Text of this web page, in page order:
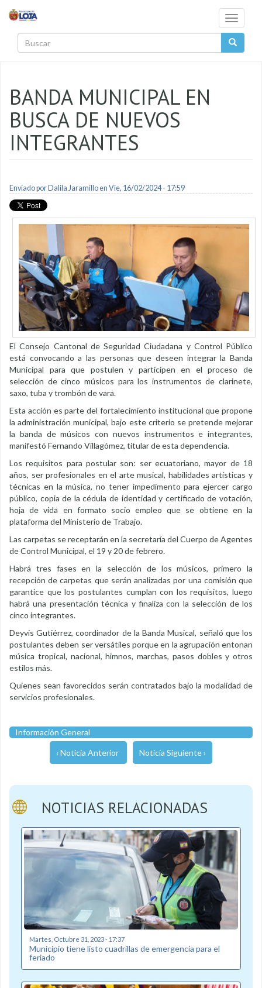
Toggle
BANDA MUNICIPAL EN
BUSCA DE NUEVOS
INTEGRANTES
Enviado por Dalila Jaramilloen Vie, 16/02/2024 - 17:59
El Consejo Cantonal de Seguridad Ciudadana y Control Público
está convocando a las personas que deseen integrar la Banda
Municipal para que postulen y participen en el proceso de
selección de cinco músicos para los instrumentos de clarinete,
saxo, tuba y trombón de vara.
Esta acción es parte del fortalecimiento institucional que propone
la administración municipal, bajo este criterio se pretende mejorar
la banda de músicos con nuevos instrumentos e integrantes,
manifestó Fernando Villagómez, titular de esta dependencia.
Los requisitos para postular son: ser ecuatoriano, mayor de 18
años, ser profesionales en el arte musical, habilidades artísticas y
técnicas en la música, no tener impedimento para ejercer cargo
público, copia de la cédula de identidad y certificado de votación,
hoja de vida en formato socio empleo que se obtiene en la
plataforma del Ministerio de Trabajo.
Las carpetas se receptarán en la secretaría del Cuerpo de Agentes
de Control Municipal, el 19 y 20 de febrero.
Habrá tres fases en la selección de los músicos, primero la
recepción de carpetas que serán analizadas por una comisión que
garantice que los postulantes cumplan con los requisitos, luego
habrá una presentación técnica y finaliza con la selección de los
cinco integrantes.
Deyvis Gutiérrez, coordinador de la Banda Musical, señaló que los
postulantes deben ser versátiles porque en la agrupación entonan
música tropical, nacional, himnos, marchas, pasos dobles y otros
estilos más.
Quienes sean favorecidos serán contratados bajo la modalidad de
servicios profesionales.
Información General
‹ Noticia Anterior Noticia Siguiente ›
NOTICIAS RELACIONADAS
Martes, Octubre 31, 2023 - 17:37
Municipio tiene listo cuadrillas de emergencia para el
feriado